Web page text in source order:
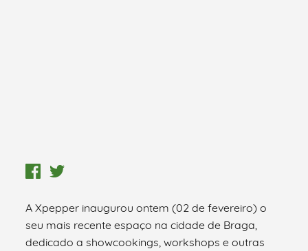
A Xpepper inaugurou ontem (02 de fevereiro) o
seu mais recente espaço na cidade de Braga,
dedicado a showcookings, workshops e outras